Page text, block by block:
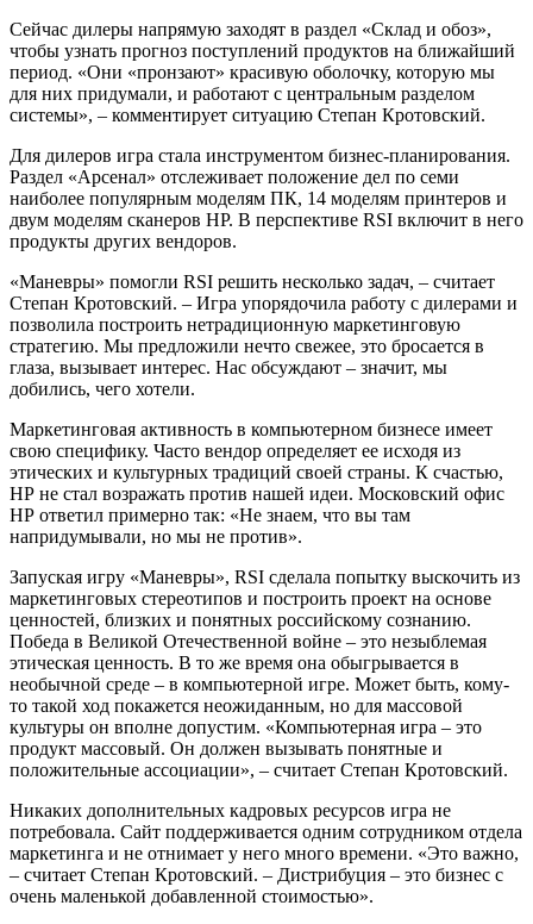
Сейчас дилеры напрямую заходят в раздел «Склад и обоз»,
чтобы узнать прогноз поступлений продуктов на ближайший
период. «Они «пронзают» красивую оболочку, которую мы
для них придумали, и работают с центральным разделом
системы», – комментирует ситуацию Степан Кротовский.
Для дилеров игра стала инструментом бизнес-планирования.
Раздел «Арсенал» отслеживает положение дел по семи
наиболее популярным моделям ПК, 14 моделям принтеров и
двум моделям сканеров НР. В перспективе RSI включит в него
продукты других вендоров.
«Маневры» помогли RSI решить несколько задач, – считает
Степан Кротовский. – Игра упорядочила работу с дилерами и
позволила построить нетрадиционную маркетинговую
стратегию. Мы предложили нечто свежее, это бросается в
глаза, вызывает интерес. Нас обсуждают – значит, мы
добились, чего хотели.
Маркетинговая активность в компьютерном бизнесе имеет
свою специфику. Часто вендор определяет ее исходя из
этических и культурных традиций своей страны. К счастью,
НР не стал возражать против нашей идеи. Московский офис
НР ответил примерно так: «Не знаем, что вы там
напридумывали, но мы не против».
Запуская игру «Маневры», RSI сделала попытку выскочить из
маркетинговых стереотипов и построить проект на основе
ценностей, близких и понятных российскому сознанию.
Победа в Великой Отечественной войне – это незыблемая
этическая ценность. В то же время она обыгрывается в
необычной среде – в компьютерной игре. Может быть, кому-
то такой ход покажется неожиданным, но для массовой
культуры он вполне допустим. «Компьютерная игра – это
продукт массовый. Он должен вызывать понятные и
положительные ассоциации», – считает Степан Кротовский.
Никаких дополнительных кадровых ресурсов игра не
потребовала. Сайт поддерживается одним сотрудником отдела
маркетинга и не отнимает у него много времени. «Это важно,
– считает Степан Кротовский. – Дистрибуция – это бизнес с
очень маленькой добавленной стоимостью».